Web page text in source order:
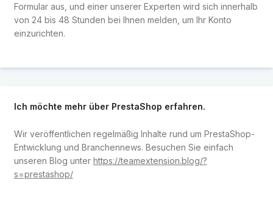
Formular aus, und einer unserer Experten wird sich innerhalb
von 24 bis 48 Stunden bei Ihnen melden, um Ihr Konto
einzurichten.
Ich möchte mehr über PrestaShop erfahren.
Wir veröffentlichen regelmäßig Inhalte rund um PrestaShop-
Entwicklung und Branchennews. Besuchen Sie einfach
unseren Blog unter https://teamextension.blog/?
s=prestashop/